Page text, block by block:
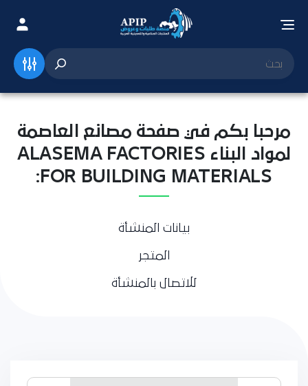
مرحبا بكم في صفحة مصانع العاصمة
لمواد البناء ALASEMA FACTORIES
FOR BUILDING MATERIALS:
بيانات المنشأة
المتجر
للاتصال بالمنشأة